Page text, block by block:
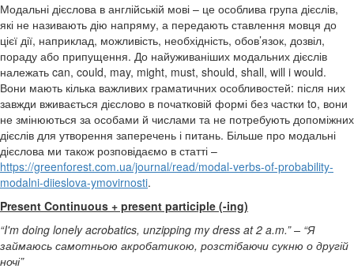
Модальні дієслова в англійській мові – це особлива група дієслів,
які не називають дію напряму, а передають ставлення мовця до
цієї дії, наприклад, можливість, необхідність, обов’язок, дозвіл,
пораду або припущення. До найуживаніших модальних дієслів
належать can, could, may, might, must, should, shall, will i would.
Вони мають кілька важливих граматичних особливостей: після них
завжди вживається дієслово в початковій формі без частки to, вони
не змінюються за особами й числами та не потребують допоміжних
дієслів для утворення заперечень і питань. Більше про модальні
дієслова ми також розповідаємо в статті –
https://greenforest.com.ua/journal/read/modal-verbs-of-probability-
modalni-diieslova-ymovirnosti.
Present Continuous + present participle (-ing)
“I'm doing lonely acrobatics, unzipping my dress at 2 a.m.” – “Я
займаюсь самотньою акробатикою, розстібаючи сукню о другій
ночі”